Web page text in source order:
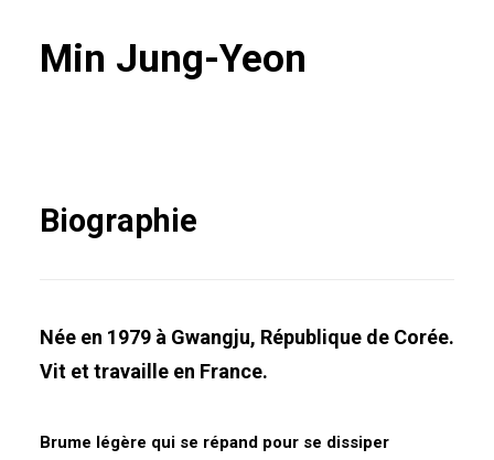
Min Jung-Yeon
Biographie
Née en 1979 à Gwangju, République de Corée.
Vit et travaille en France.
Brume légère qui se répand pour se dissiper